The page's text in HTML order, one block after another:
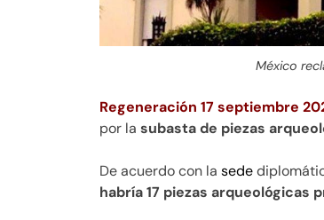
México
Regeneración 17 septiembre
por la subasta de piezas
De acuerdo con la sede
habría 17 piezas arqueológicas